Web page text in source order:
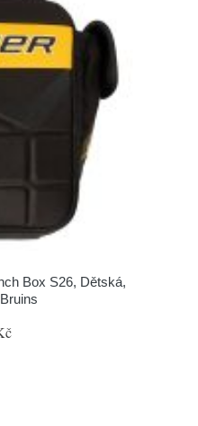
Box S26, Dětská,